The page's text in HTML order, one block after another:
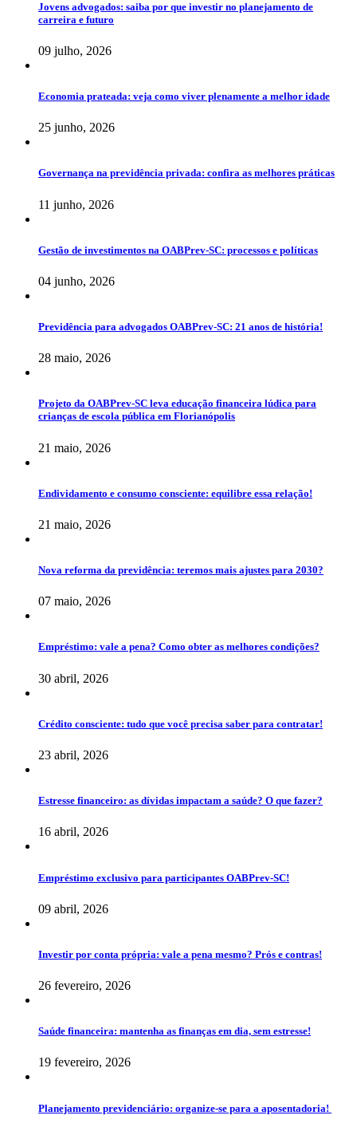
Jovens advogados: saiba por que investir no planejamento de
carreira e futuro
09 julho, 2026
Economia prateada: veja como viver plenamente a melhor idade
25 junho, 2026
Governança na previdência privada: confira as melhores práticas
11 junho, 2026
Gestão de investimentos na OABPrev-SC: processos e políticas
04 junho, 2026
Previdência para advogados OABPrev-SC: 21 anos de história!
28 maio, 2026
Projeto da OABPrev-SC leva educação financeira lúdica para
crianças de escola pública em Florianópolis
21 maio, 2026
Endividamento e consumo consciente: equilibre essa relação!
21 maio, 2026
Nova reforma da previdência: teremos mais ajustes para 2030?
07 maio, 2026
Empréstimo: vale a pena? Como obter as melhores condições?
30 abril, 2026
Crédito consciente: tudo que você precisa saber para contratar!
23 abril, 2026
Estresse financeiro: as dívidas impactam a saúde? O que fazer?
16 abril, 2026
Empréstimo exclusivo para participantes OABPrev-SC!
09 abril, 2026
Investir por conta própria: vale a pena mesmo? Prós e contras!
26 fevereiro, 2026
Saúde financeira: mantenha as finanças em dia, sem estresse!
19 fevereiro, 2026
Planejamento previdenciário: organize-se para a aposentadoria!